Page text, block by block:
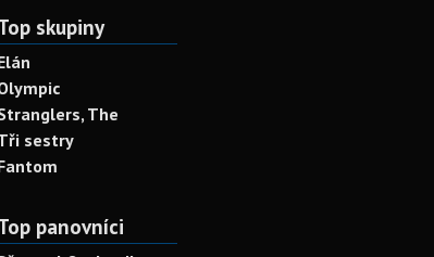
skupiny
The
sestry
panovníci